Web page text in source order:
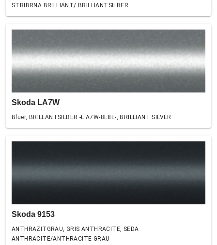
STRIBRNA BRILLIANT/ BRILLIANTSILBER
Skoda LA7W
Bluer, BRILLANTSILBER -L A7W-8E8E-, BRILLIANT SILVER
Skoda 9153
ANTHRAZITGRAU, GRIS ANTHRACITE, SEDA
ANTHRACITE/ANTHRACITE GRAU